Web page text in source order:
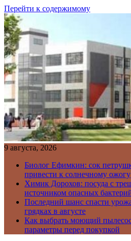
Перейти к содержимому
9 августа, 2026
Биолог Ефимкин: сок
привести к солнечному ожогу
Химик Дорохов: посуда с
источником опасных
Последний шанс спасти
грядках в августе
Как выбрать моющий
параметры перед покупкой